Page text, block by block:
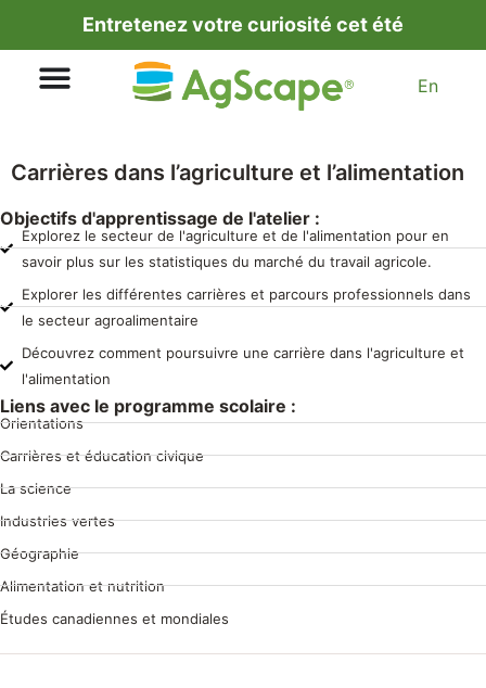
Entretenez votre curiosité cet été
En
Carrières dans l’agriculture et l’alimentation
Objectifs d'apprentissage de l'atelier :
Explorez le secteur de l'agriculture et de l'alimentation pour en
savoir plus sur les statistiques du marché du travail agricole.
Explorer les différentes carrières et parcours professionnels dans
le secteur agroalimentaire
Découvrez comment poursuivre une carrière dans l'agriculture et
l'alimentation
Liens avec le programme scolaire :
Orientations
Carrières et éducation civique
La science
Industries vertes
Géographie
Alimentation et nutrition
Études canadiennes et mondiales